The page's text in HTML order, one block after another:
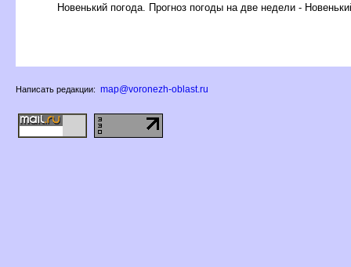
Новенький погода. Прогноз погоды на две недели -
Написать редакции: map@voronezh-oblast.ru